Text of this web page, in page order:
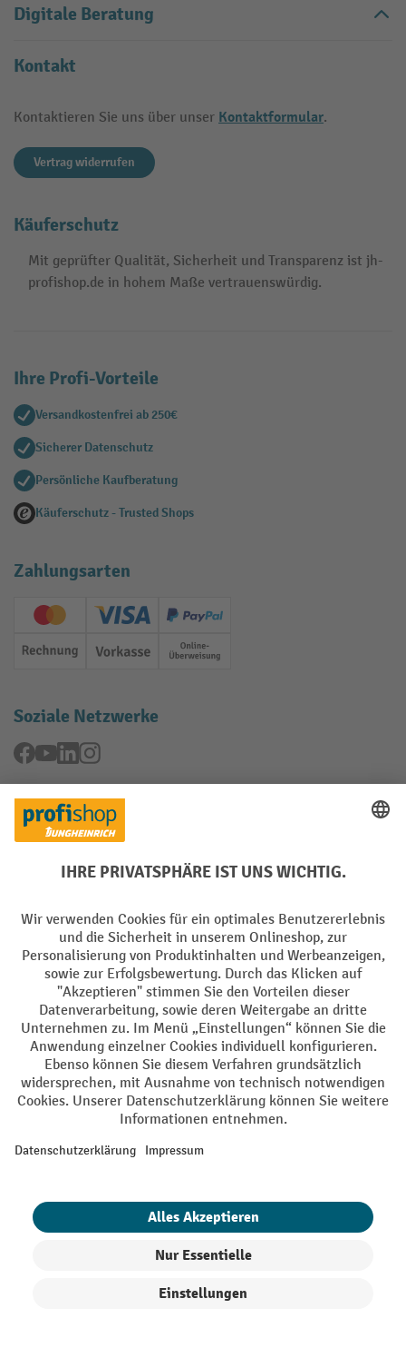
Digitale Beratung
Kontakt
Kontaktieren Sie uns über unser Kontaktformular.
Vertrag widerrufen
Käuferschutz
Mit geprüfter Qualität, Sicherheit und Transparenz ist jh-
profishop.de in hohem Maße vertrauenswürdig.
Ihre Profi-Vorteile
Versandkostenfrei ab 250€
Sicherer Datenschutz
Persönliche Kaufberatung
Käuferschutz - Trusted Shops
Zahlungsarten
Creditcard (Master)Creditcard (Visa)
PayPal
Rechnung Vorkasse Online-Überweisung
Soziale Netzwerke
Facebook
YouTubeLinkedIn
Rücknahme-Services
Elektrogeräte Rückname
Batterie Rückname
AGB Impressum Datenschutz
Barrierefreiheit Grounding Page Privacy Settings
Alle Preise exkl. gesetzl. Mehrwertsteuer zzgl.Versandkosten und ggf.
Nachnahmegebühren, wenn nicht anders angegeben.
¹ Der Rabatt gilt so lange der Vorrat reicht. Der Rabatt gilt nicht auf
Erstregistrierung für den Newsletter gewährt. Der Gutschein ist 10
Tage gültig und kann ab einem Netto-Bestellwert von 250,- € online
eingelöst werden. Die Höhe des Rabatts variiert je nach
Arbeitsschutz | 5% auf Werkstatt, Betrieb, Transport, Stapeln und